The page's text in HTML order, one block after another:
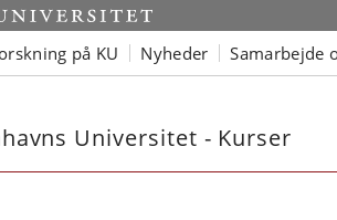
på KU Nyheder Samarbejde
Universitet - Kurser